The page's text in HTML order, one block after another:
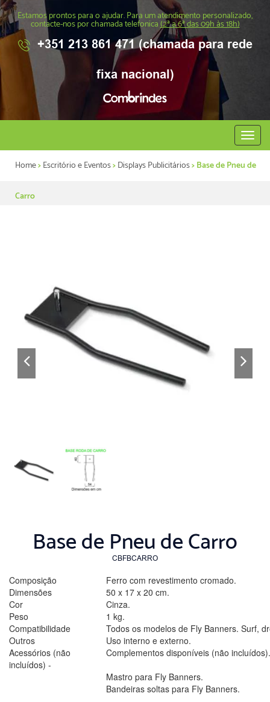
Estamos prontos para o ajudar. Para um atendimento personalizado,
contacte-nos por chamada telefonica(2ª a 6ª das 09h às 18h)
+351 213 861 471 (chamada para rede
fixa nacional)
Abrir
menu
Home>Escritório e Eventos>Displays Publicitários> Base de Pneu de
Carro
Base de Pneu de Carro
CBFBCARRO
Composição
Ferro com revestimento cromado.
Dimensões
50 x 17 x 20 cm.
Cor
Cinza.
Peso
1 kg.
Compatibilidade
Todos os modelos de Fly Banners. Surf,
Outros
Uso interno e externo.
Acessórios (não
incluídos) -
Complementos disponíveis (não incluídos).
Mastro para Fly Banners.
Bandeiras soltas para Fly Banners.